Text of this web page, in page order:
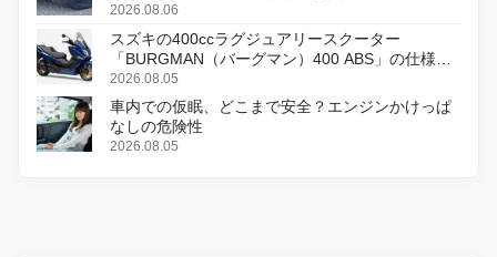
2026.08.06
スズキの400ccラグジュアリースクーター
「BURGMAN（バーグマン）400 ABS」の仕様を
変更し、8月18日に発売
2026.08.05
車内での仮眠、どこまで安全？エンジンかけっぱ
なしの危険性
2026.08.05